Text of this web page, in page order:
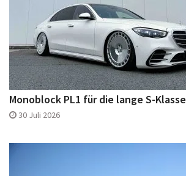
Monoblock PL1 für die lange S-Klasse
30 Juli 2026